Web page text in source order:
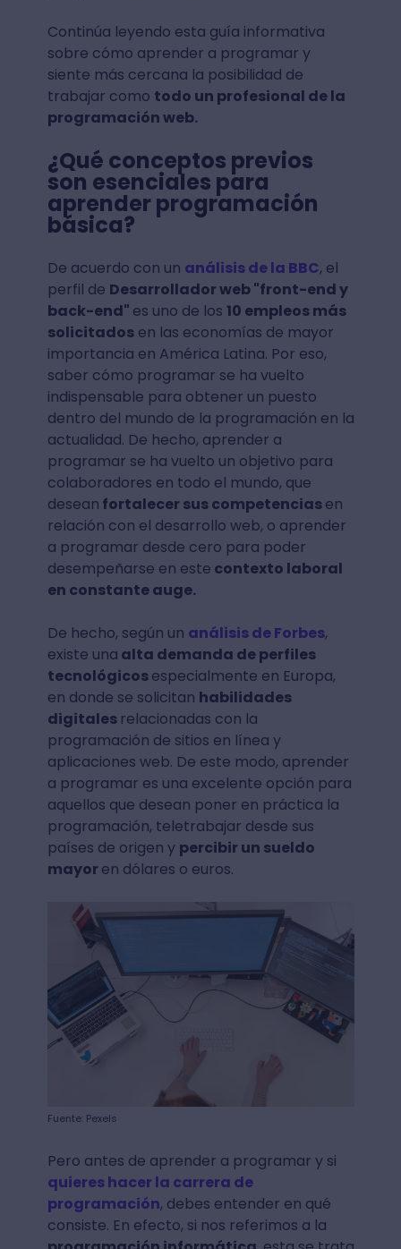
Continúa leyendo esta guía informativa
sobre cómo aprender a programar y
siente más cercana la posibilidad de
trabajar como todo un profesional de la
programación web.
¿Qué conceptos previos
son esenciales para
aprender programación
básica?
De acuerdo con un análisis de la BBC, el
perfil de Desarrollador web "front-end y
back-end" es uno de los 10 empleos más
solicitadosen las economías de mayor
importancia en América Latina. Por eso,
saber cómo programar se ha vuelto
indispensable para obtener un puesto
dentro del mundo de la programación en la
actualidad. De hecho, aprender a
programar se ha vuelto un objetivo para
colaboradores en todo el mundo, que
desean fortalecer sus competenciasen
relación con el desarrollo web, o aprender
a programar desde cero para poder
desempeñarse en este contexto laboral
en constante auge.
De hecho, según un análisis de Forbes,
existe una alta demanda de perfiles
tecnológicosespecialmente en Europa,
en donde se solicitan habilidades
digitales relacionadas con la
programación de sitios en línea y
aplicaciones web. De este modo, aprender
a programar es una excelente opción para
aquellos que desean poner en práctica la
programación, teletrabajar desde sus
países de origen y percibir un sueldo
mayor en dólares o euros.
Fuente: Pexels
Pero antes de aprender a programar y si
quieres hacer la carrera de
programación, debes entender en qué
consiste. En efecto, si nos referimos a la